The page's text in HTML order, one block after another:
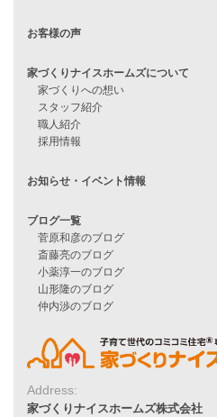
月収25万円で家を建てる方法
Line Up
WOOD BOX
自由設計注文住宅
ハピネスシリーズ
Smart2030
シンプルな平屋
家づくりナイスホームズの家づくり
エコハウス
耐震性能
家づくりの流れ
7つのポイント
平屋をお考えの方へ
二世帯住宅をお考えの方へ
リフォームをお考えの方へ
Address:
家づくりナイスホームズ株式会社